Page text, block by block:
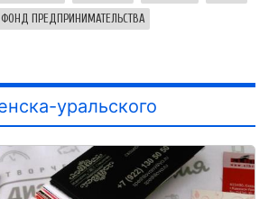
ФОНД ПРЕДПРИНИМАТЕЛЬСТВА
уральского